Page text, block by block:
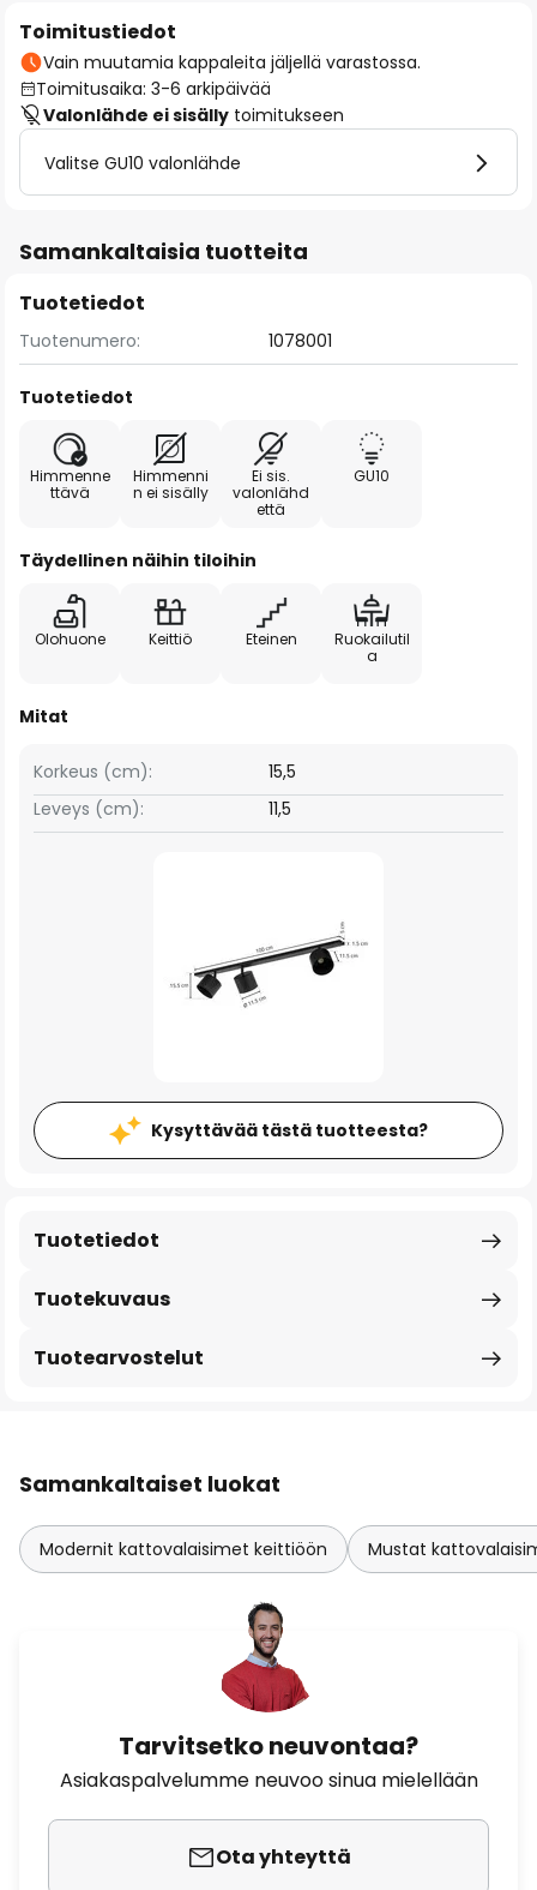
Toimitustiedot
Vain muutamia kappaleita jäljellä varastossa.
Toimitusaika: 3-6 arkipäivää
Valonlähde ei sisälly toimitukseen
Valitse GU10 valonlähde
Samankaltaisia tuotteita
Tuotetiedot
Tuotenumero: 1078001
Tuotetiedot
Himmenne
ttävä
Himmenni
n ei sisälly
Ei sis.
valonlähd
että
GU10
Täydellinen näihin tiloihin
Olohuone Keittiö Eteinen
Ruokailutil
a
Mitat
Leveys (cm): 11,5
Korkeus (cm): 15,5
Kysyttävää tästä tuotteesta?
Tuotekuvaus
Tuotetiedot
Tuotearvostelut
Samankaltaiset luokat
Modernit kattovalaisimet keittiöön Mustat
Tarvitsetko neuvontaa?
Asiakaspalvelumme neuvoo sinua mielellään
Ota yhteyttä